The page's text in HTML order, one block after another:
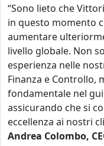
“Sono lieto che
in questo momento
aumentare
livello globale. Non
esperienza nelle
Finanza e Controllo,
fondamentale nel
assicurando che si
eccellenza ai nostri
Andrea Colombo,